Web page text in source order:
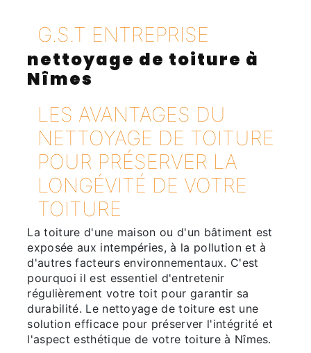
G.S.T ENTREPRISE
nettoyage de toiture à
Nîmes
LES AVANTAGES DU
NETTOYAGE DE TOITURE
POUR PRÉSERVER LA
LONGÉVITÉ DE VOTRE
TOITURE
La toiture d'une maison ou d'un bâtiment est
exposée aux intempéries, à la pollution et à
d'autres facteurs environnementaux. C'est
pourquoi il est essentiel d'entretenir
régulièrement votre toit pour garantir sa
durabilité. Le nettoyage de toiture est une
solution efficace pour préserver l'intégrité et
l'aspect esthétique de votre toiture à Nîmes.